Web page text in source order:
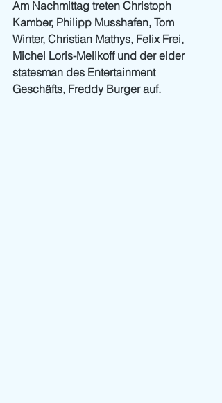
Am Nachmittag treten Christoph
Kamber, Philipp Musshafen, Tom
Winter, Christian Mathys, Felix Frei,
Michel Loris-Melikoff und der elder
statesman des Entertainment
Geschäfts, Freddy Burger auf.